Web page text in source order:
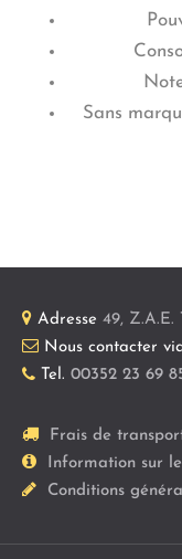
Sans
Adresse 49, Z.A.E.
Nous contacter
Tel. 00352 23 69
Frais de
Information sur
Conditions